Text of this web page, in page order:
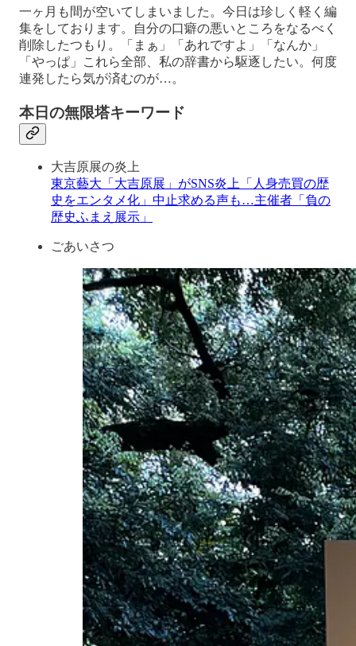
一ヶ月も間が空いてしまいました。今日は珍しく軽く編
集をしております。自分の口癖の悪いところをなるべく
削除したつもり。「まぁ」「あれですよ」「なんか」
「やっぱ」これら全部、私の辞書から駆逐したい。何度
連発したら気が済むのが…。
本日の無限塔キーワード
大吉原展の炎上
東京藝大「大吉原展」がSNS炎上「人身売買の歴
史をエンタメ化」中止求める声も…主催者「負の
歴史ふまえ展示」
ごあいさつ